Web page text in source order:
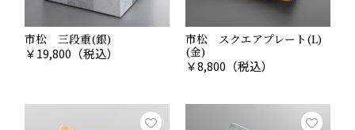
勝手のいいペアグラスです。
市松 三段重(銀)
￥19,800 （税込）
市松 スクエアプレート(L)
(金)
￥8,800 （税込）